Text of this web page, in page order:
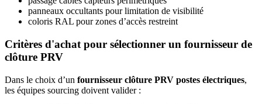
panneaux occultants pour limitation de visibilité
coloris RAL pour zones d’accès restreint
Critères d'achat pour sélectionner un fournisseur de
clôture PRV
Dans le choix d’un fournisseur clôture PRV postes électriques,
les équipes sourcing doivent valider :